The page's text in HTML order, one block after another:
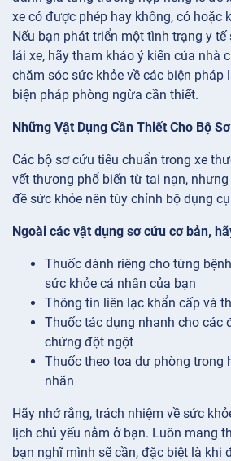
xe có được phép hay không, có hoặc
Nếu bạn phát triển một tình trạng y
lái xe, hãy tham khảo ý kiến của nhà
chăm sóc sức khỏe về các biện pháp
biện pháp phòng ngừa cần thiết.
Những Vật Dụng Cần Thiết Cho Bộ
Các bộ sơ cứu tiêu chuẩn trong xe
vết thương phổ biến từ tai nạn,
đề sức khỏe nên tùy chỉnh bộ dụng
Ngoài các vật dụng sơ cứu cơ bản,
Thuốc dành riêng cho từng
sức khỏe cá nhân của bạn
Thông tin liên lạc khẩn cấp và
Thuốc tác dụng nhanh cho các
chứng đột ngột
Thuốc theo toa dự phòng trong
nhãn
Hãy nhớ rằng, trách nhiệm về sức
lịch chủ yếu nằm ở bạn. Luôn mang
bạn nghĩ mình sẽ cần, đặc biệt là khi